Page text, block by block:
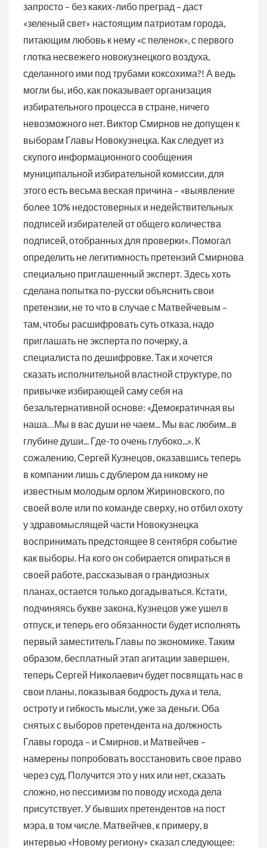
запросто – без каких-либо преград – даст
«зеленый свет» настоящим патриотам города,
питающим любовь к нему «с пеленок», с первого
глотка несвежего новокузнецкого воздуха,
сделанного ими под трубами коксохима?! А ведь
могли бы, ибо, как показывает организация
избирательного процесса в стране, ничего
невозможного нет. Виктор Смирнов не допущен к
выборам Главы Новокузнецка. Как следует из
скупого информационного сообщения
муниципальной избирательной комиссии, для
этого есть весьма веская причина – «выявление
более 10% недостоверных и недействительных
подписей избирателей от общего количества
подписей, отобранных для проверки». Помогал
определить не легитимность претензий Смирнова
специально приглашенный эксперт. Здесь хоть
сделана попытка по-русски объяснить свои
претензии, не то что в случае с Матвейчевым –
там, чтобы расшифровать суть отказа, надо
приглашать не эксперта по почерку, а
специалиста по дешифровке. Так и хочется
сказать исполнительной властной структуре, по
привычке избирающей саму себя на
безальтернативной основе: «Демократичная вы
наша…Мы в вас души не чаем... Мы вас любим...в
глубине души... Где-то очень глубоко...». К
сожалению, Сергей Кузнецов, оказавшись теперь
в компании лишь с дублером да никому не
известным молодым орлом Жириновского, по
своей воле или по команде сверху, но отбил охоту
у здравомыслящей части Новокузнецка
воспринимать предстоящее 8 сентября событие
как выборы. На кого он собирается опираться в
своей работе, рассказывая о грандиозных
планах, остается только догадываться. Кстати,
подчиняясь букве закона, Кузнецов уже ушел в
отпуск, и теперь его обязанности будет исполнять
первый заместитель Главы по экономике. Таким
образом, бесплатный этап агитации завершен,
теперь Сергей Николаевич будет посвящать нас в
свои планы, показывая бодрость духа и тела,
остроту и гибкость мысли, уже за деньги. Оба
снятых с выборов претендента на должность
Главы города – и Смирнов, и Матвейчев –
намерены попробовать восстановить свое право
через суд. Получится это у них или нет, сказать
сложно, но пессимизм по поводу исхода дела
присутствует. У бывших претендентов на пост
мэра, в том числе. Матвейчев, к примеру, в
интервью «Новому региону» сказал следующее: